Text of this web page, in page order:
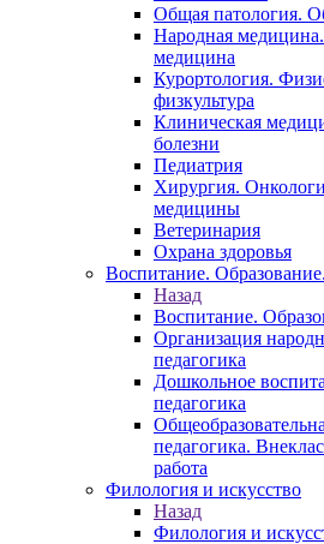
Общая патология.
Народная
медицина
Курортология.
физкультура
Клиническая
болезни
Педиатрия
Хирургия.
медицины
Ветеринария
Охрана здоровья
Воспитание.
Назад
Воспитание.
Организация
педагогика
Дошкольное
педагогика
педагогика.
работа
Филология и искусство
Назад
Филология и